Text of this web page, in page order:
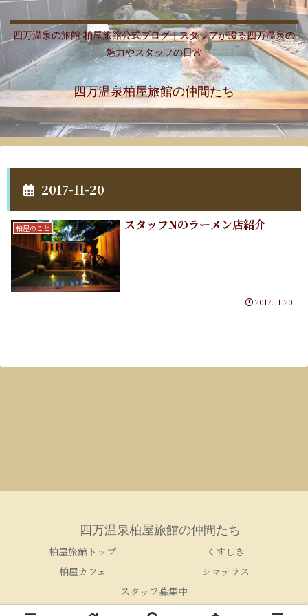
四万温泉の旅館 柏屋旅館公式ブログ｜スタッフが綴る四万温泉の
魅力やスタッフの日常
四万温泉柏屋旅館の仲間たち
2017-11-20
柏屋のこと スタッフNのラーメン店紹介
2017.11.20
四万温泉柏屋旅館の仲間たち
柏屋旅館トップ
くすしき
柏屋カフェ
シマテラス
スタッフ募集中